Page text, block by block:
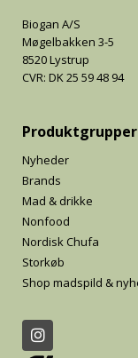
Biogan A/S
Møgelbakken 3-5
8520 Lystrup
CVR: DK 25 59 48 94
Produktgrupper
Nyheder
Brands
Mad & drikke
Nonfood
Nordisk Chufa
Storkøb
Shop madspild &